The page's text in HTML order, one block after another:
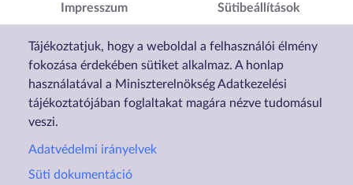
Tájékoztatjuk, hogy a weboldal a felhasználói élmény
fokozása érdekében sütiket alkalmaz. A honlap
használatával a Miniszterelnökség Adatkezelési
tájékoztatójában foglaltakat magára nézve tudomásul
veszi.
Adatvédelmi irányelvek
Süti dokumentáció
Impresszum
Nyilatkozat
Sütibeállítások